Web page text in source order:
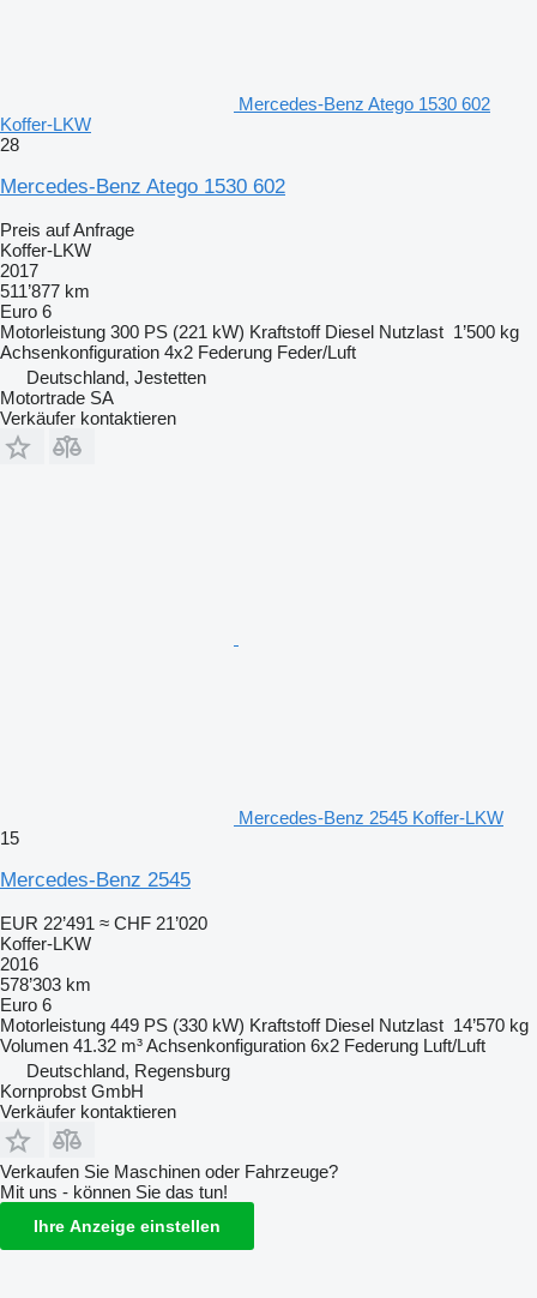
Mercedes-Benz Atego 1530 602
Koffer-LKW
28
Mercedes-Benz Atego 1530 602
Preis auf Anfrage
Koffer-LKW
2017
511’877 km
Euro 6
Motorleistung 300 PS (221 kW) Kraftstoff Diesel Nutzlast 1’500 kg
Achsenkonfiguration 4x2 Federung Feder/Luft
Deutschland, Jestetten
Motortrade SA
Verkäufer kontaktieren
Mercedes-Benz 2545 Koffer-LKW
15
Mercedes-Benz 2545
EUR 22’491 ≈ CHF 21’020
Koffer-LKW
2016
578’303 km
Euro 6
Motorleistung 449 PS (330 kW) Kraftstoff Diesel Nutzlast 14’570 kg
Volumen 41.32 m³Achsenkonfiguration 6x2 Federung Luft/Luft
Deutschland, Regensburg
Kornprobst GmbH
Verkäufer kontaktieren
Verkaufen Sie Maschinen oder Fahrzeuge?
Mit uns - können Sie das tun!
Ihre Anzeige einstellen